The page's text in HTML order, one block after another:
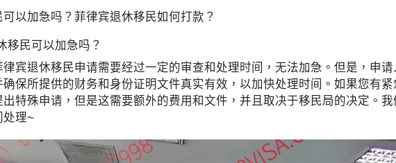
以加急吗？菲律宾退休移民如何打款？
移民可以加急吗？
宾退休移民申请需要经过一定的审查和处理时间，无法加急。但是，申
确保所提供的财务和身份证明文件真实有效，以加快处理时间。如果您有
出特殊申请，但是这需要额外的费用和文件，并且取决于移民局的决定。
处理~